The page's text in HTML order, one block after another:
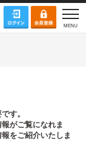
す。
がご覧になれま
をご紹介いたしま